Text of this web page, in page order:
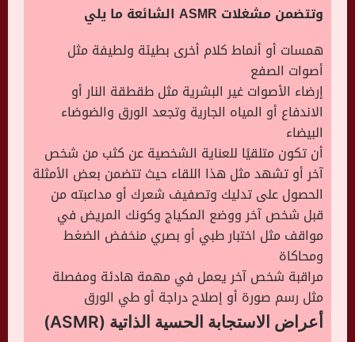
وتتضمن مشغلات ASMR الشائعة ما يلي
همسات أو أنماط كلام أخرى بطيئة ولطيفة مثل
أصوات الصفع
إرضاء الأصوات غير البشرية مثل طقطقة النار أو
الاندفاع أو المياه الجارية وتجعد الورق والضوضاء
البيضاء
أن تكون متلقيًا للعناية الشخصية عن كثب من شخص
آخر أو تشهد مثل هذا اللقاء حيث تتضمن بعض الأمثلة
الحصول على تدليك وتصفيف شعرك أو مداعبته من
قبل شخص آخر ووضع المكياج وكونك المريض في
مواقف مثل اختبار طبي أو بصري منخفض الضغط
ومحاكاة
مراقبة شخص آخر يعمل في مهمة هادئة ومفصلة
مثل رسم صورة أو إصلاح دراجة أو طي الورق
أعراض الاستجابة الحسية الذاتية (ASMR)